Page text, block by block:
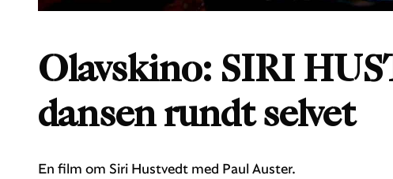
Olavskino: SIRI
dansen rundt selvet
En film om Siri Hustvedt med Paul Auster.